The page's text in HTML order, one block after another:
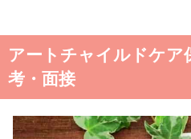
アートチャイルドケア
考・面接